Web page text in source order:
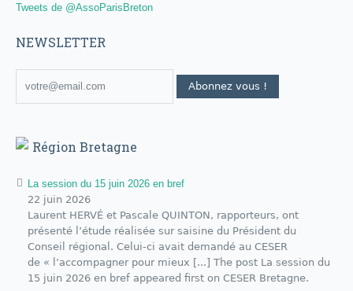
Tweets de @AssoParisBreton
NEWSLETTER
Région Bretagne
La session du 15 juin 2026 en bref
22 juin 2026
Laurent HERVÉ et Pascale QUINTON, rapporteurs, ont
présenté l’étude réalisée sur saisine du Président du
Conseil régional. Celui-ci avait demandé au CESER
de « l’accompagner pour mieux [...] The post La session du
15 juin 2026 en bref appeared first on CESER Bretagne.